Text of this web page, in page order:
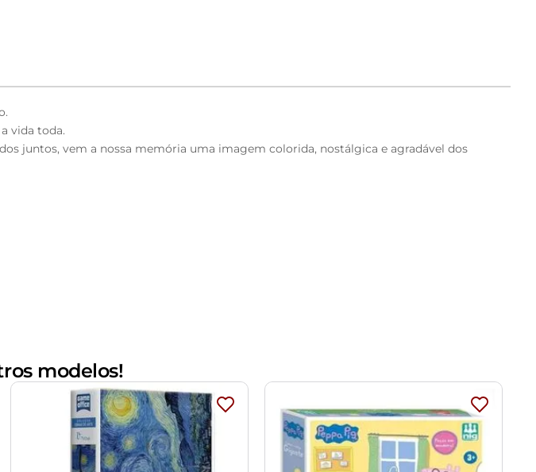
vida toda.
juntos, vem a nossa memória uma imagem colorida, nostálgica e agradável dos
modelos!